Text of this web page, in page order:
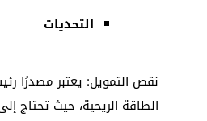
التحديات
نقص التمويل: يعتبر مصدرًا
الطاقة الريحية، حيث تحتاج